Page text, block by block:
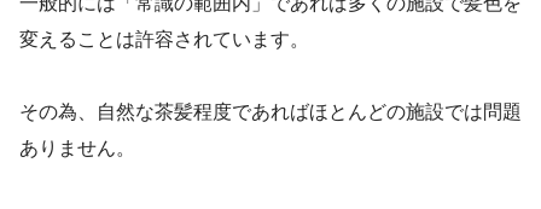
変えることは許容されています。
その為、自然な茶髪程度であればほとんどの施設では問題
ありません。